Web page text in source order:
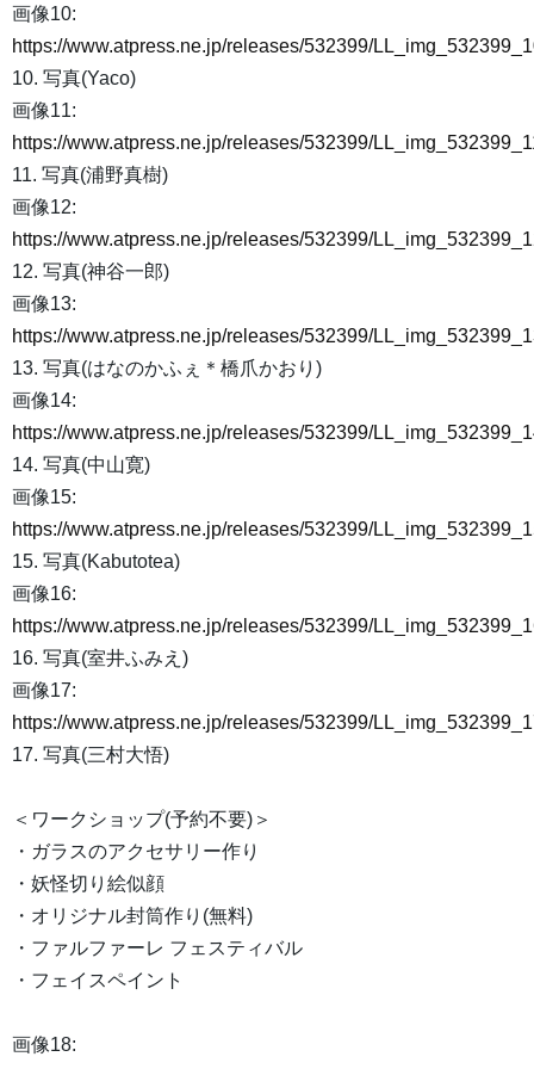
画像10:
https://www.atpress.ne.jp/releases/532399/
10. 写真(Yaco)
画像11:
https://www.atpress.ne.jp/releases/532399/
11. 写真(浦野真樹)
画像12:
https://www.atpress.ne.jp/releases/532399/
12. 写真(神谷一郎)
画像13:
https://www.atpress.ne.jp/releases/532399/
13. 写真(はなのかふぇ＊橋爪かおり)
画像14:
https://www.atpress.ne.jp/releases/532399/
14. 写真(中山寛)
画像15:
https://www.atpress.ne.jp/releases/532399/
15. 写真(Kabutotea)
画像16:
https://www.atpress.ne.jp/releases/532399/
16. 写真(室井ふみえ)
画像17:
https://www.atpress.ne.jp/releases/532399/
17. 写真(三村大悟)
＜ワークショップ(予約不要)＞
・ガラスのアクセサリー作り
・妖怪切り絵似顔
・オリジナル封筒作り(無料)
・ファルファーレ フェスティバル
・フェイスペイント
画像18: